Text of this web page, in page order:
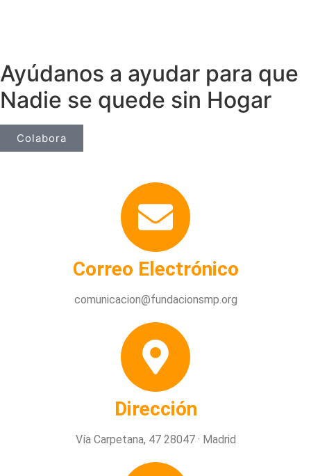
Ayúdanos a ayudar para que
Nadie se quede sin Hogar
Colabora
Correo Electrónico
comunicacion@fundacionsmp.org
Dirección
Vía Carpetana, 47 28047 · Madrid